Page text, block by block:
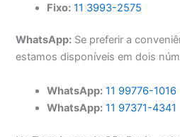
Fixo: 11 3993-2575
WhatsApp: Se preferir a
estamos disponíveis em dois
WhatsApp: 11 99776-1016
WhatsApp: 11 97371-4341